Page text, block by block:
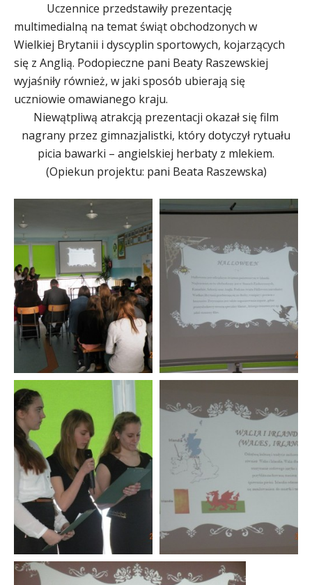
Uczennice przedstawiły prezentację
multimedialną na temat świąt obchodzonych w
Wielkiej Brytanii i dyscyplin sportowych, kojarzących
się z Anglią. Podopieczne pani Beaty Raszewskiej
wyjaśniły również, w jaki sposób ubierają się
uczniowie omawianego kraju.
Niewątpliwą atrakcją prezentacji okazał się film
nagrany przez gimnazjalistki, który dotyczył rytuału
picia bawarki – angielskiej herbaty z mlekiem.
(Opiekun projektu: pani Beata Raszewska)